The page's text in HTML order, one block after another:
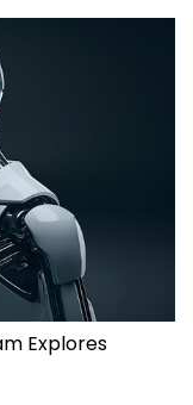
Explores